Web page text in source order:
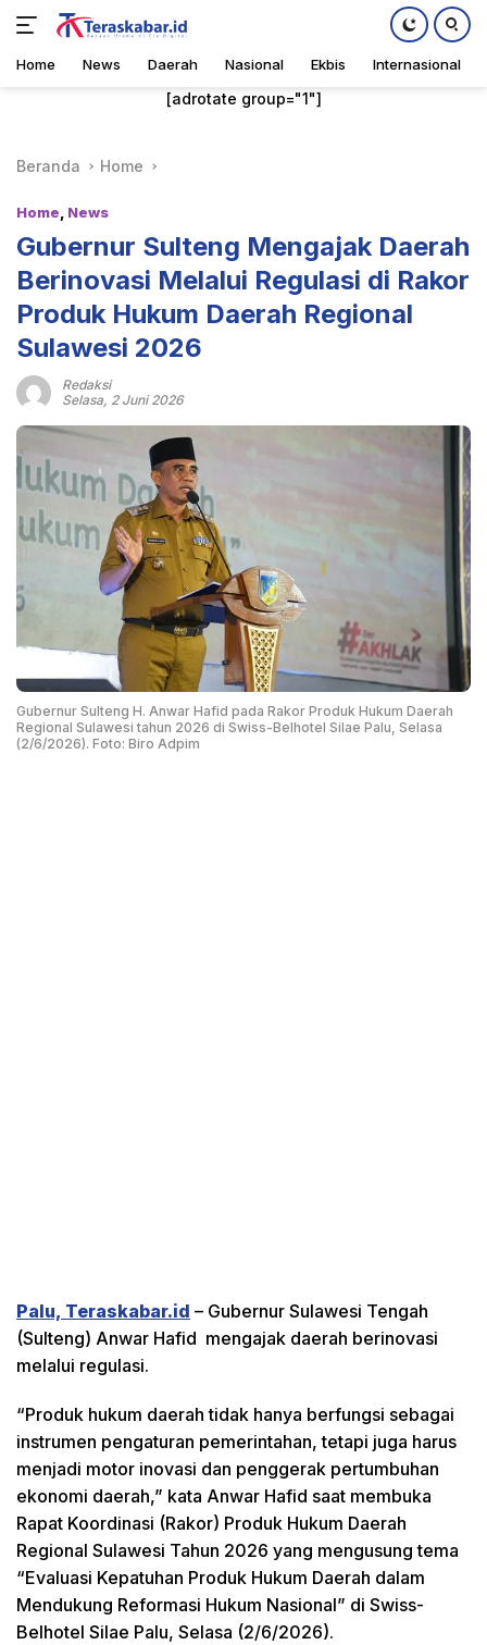
Home News Daerah Nasional Ekbis Internasional
[adrotate group="1"]
Beranda Home
Home News
Gubernur Sulteng Mengajak Daerah
Berinovasi Melalui Regulasi di Rakor
Produk Hukum Daerah Regional
Sulawesi 2026
Redaksi
Selasa, 2 Juni 2026
Gubernur Sulteng H. Anwar Hafid pada Rakor Produk Hukum Daerah
Regional Sulawesi tahun 2026 di Swiss-Belhotel Silae Palu, Selasa
(2/6/2026). Foto: Biro Adpim
Palu, Teraskabar.id – Gubernur Sulawesi Tengah
(Sulteng) Anwar Hafid mengajak daerah berinovasi
melalui regulasi.
“Produk hukum daerah tidak hanya berfungsi sebagai
instrumen pengaturan pemerintahan, tetapi juga harus
menjadi motor inovasi dan penggerak pertumbuhan
ekonomi daerah,” kata Anwar Hafid saat membuka
Rapat Koordinasi (Rakor) Produk Hukum Daerah
Regional Sulawesi Tahun 2026 yang mengusung tema
“Evaluasi Kepatuhan Produk Hukum Daerah dalam
Mendukung Reformasi Hukum Nasional” di Swiss-
Belhotel Silae Palu, Selasa (2/6/2026).